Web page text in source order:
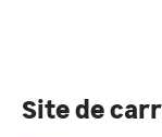
Site de